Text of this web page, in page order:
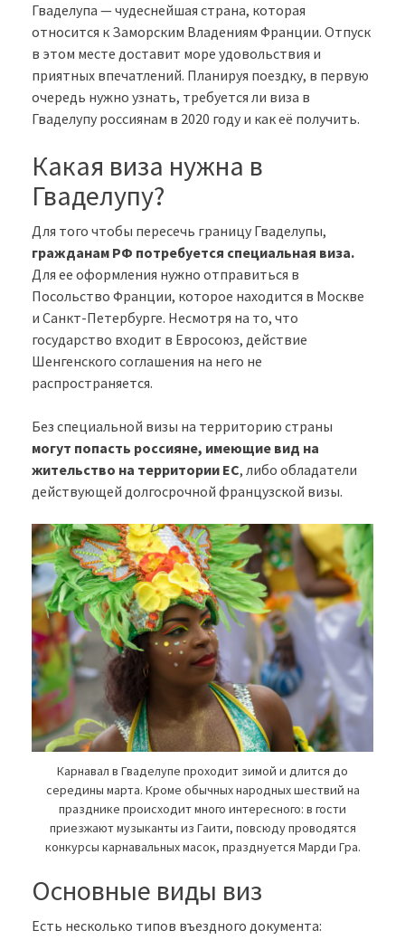
Гваделупа — чудеснейшая страна, которая
относится к Заморским Владениям Франции. Отпуск
в этом месте доставит море удовольствия и
приятных впечатлений. Планируя поездку, в первую
очередь нужно узнать, требуется ли виза в
Гваделупу россиянам в 2020 году и как её получить.
Какая виза нужна в
Гваделупу?
Для того чтобы пересечь границу Гваделупы,
гражданам РФ потребуется специальная виза.
Для ее оформления нужно отправиться в
Посольство Франции, которое находится в Москве
и Санкт-Петербурге. Несмотря на то, что
государство входит в Евросоюз, действие
Шенгенского соглашения на него не
распространяется.
Без специальной визы на территорию страны
могут попасть россияне, имеющие вид на
жительство на территории ЕС, либо обладатели
действующей долгосрочной французской визы.
Карнавал в Гваделупе проходит зимой и длится до
середины марта. Кроме обычных народных шествий на
празднике происходит много интересного: в гости
приезжают музыканты из Гаити, повсюду проводятся
конкурсы карнавальных масок, празднуется Марди Гра.
Основные виды виз
Есть несколько типов въездного документа: